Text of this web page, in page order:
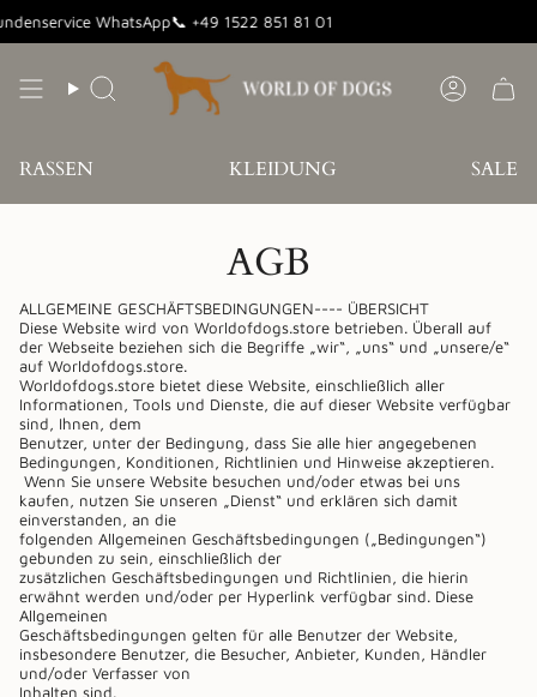
Inhalt
WhatsApp📞 +49 1522 851 81 01
Suche Konto
RASSEN KLEIDUNG SALE
AGB
ALLGEMEINE GESCHÄFTSBEDINGUNGEN---- ÜBERSICHT
Diese Website wird von Worldofdogs.store betrieben. Überall auf
der Webseite beziehen sich die Begriffe „wir“, „uns“ und „unsere/e“
auf Worldofdogs.store.
Worldofdogs.store bietet diese Website, einschließlich aller
Informationen, Tools und Dienste, die auf dieser Website verfügbar
sind, Ihnen, dem
Benutzer, unter der Bedingung, dass Sie alle hier angegebenen
Bedingungen, Konditionen, Richtlinien und Hinweise akzeptieren.
Wenn Sie unsere Website besuchen und/oder etwas bei uns
kaufen, nutzen Sie unseren „Dienst“ und erklären sich damit
einverstanden, an die
folgenden Allgemeinen Geschäftsbedingungen („Bedingungen“)
gebunden zu sein, einschließlich der
zusätzlichen Geschäftsbedingungen und Richtlinien, die hierin
erwähnt werden und/oder per Hyperlink verfügbar sind. Diese
Allgemeinen
Geschäftsbedingungen gelten für alle Benutzer der Website,
insbesondere Benutzer, die Besucher, Anbieter, Kunden, Händler
und/oder Verfasser von
Inhalten sind.